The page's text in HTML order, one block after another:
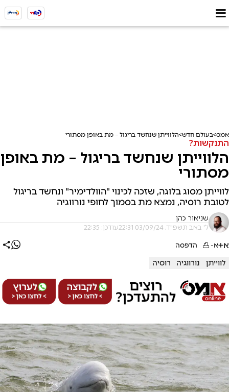
אמס בעולם חדש הלווייתן שנחשד בריגול – מת באופן מסתורי
התנקשות?
הלווייתן שנחשד בריגול – מת באופן
מסתורי
לווייתן מסוג בלוגה, שזכה לכינוי "הוולדימיר" ונחשד בריגול
לטובת רוסיה, נמצא מת בסמוך לחופי נורווגיה
שניאור כהן
ל' באב תשפ"ד, 03/09/24 22:31 עודכן: 22:35
א+א- הדפסה
לווייתן נורווגיה רוסיה